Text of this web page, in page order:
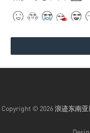
Copyright © 2026浪迹东南